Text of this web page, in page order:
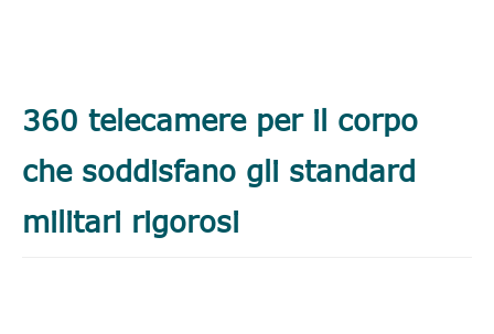
360 telecamere per il corpo
che soddisfano gli standard
militari rigorosi